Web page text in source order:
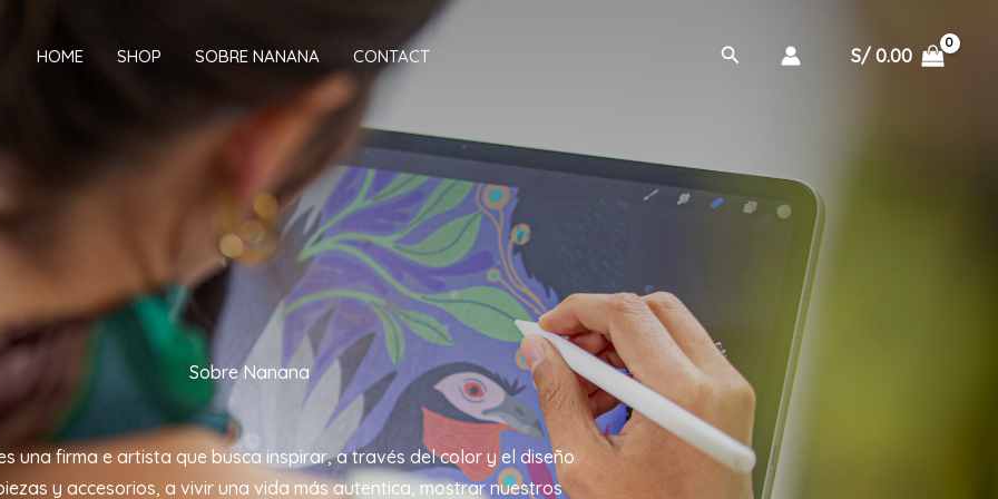
HOME SHOP SOBRE NANANA CONTACT Buscar S/0.00
Sobre Nanana
una firma e artista que busca inspirar, a través del color y el diseño
y accesorios, a vivir una vida más autentica, mostrar nuestros